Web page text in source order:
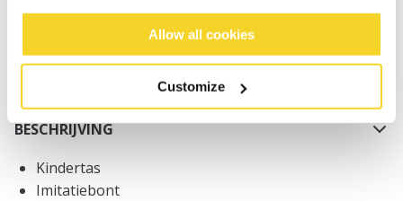
Allow all cookies
Customize
Gratis verzending voor orders boven € 50,- binnen
Binnen 30 dagen retourneren
BESCHRIJVING
Kindertas
Imitatiebont